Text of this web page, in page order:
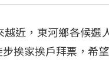
越近，東河鄉各候選
挨家挨戶拜票，希